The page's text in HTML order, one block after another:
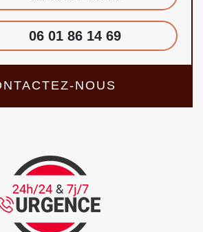
06 01 86 14 69
NOUS